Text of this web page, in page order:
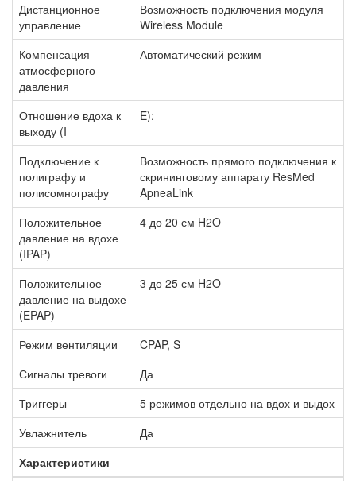
Дистанционное
управление
Возможность подключения модуля
Wireless Module
Компенсация
атмосферного
давления
Автоматический режим
Отношение вдоха к
выходу (I
E):
Подключение к
полиграфу и
полисомнографу
Возможность прямого подключения к
скрининговому аппарату ResMed
ApneaLink
Положительное
давление на вдохе
(IPAP)
4 до 20 см H2O
Положительное
давление на выдохе
(EPAP)
3 до 25 см H2O
Режим вентиляции
CPAP, S
Сигналы тревоги
Да
Триггеры
5 режимов отдельно на вдох и выдох
Увлажнитель
Да
Характеристики